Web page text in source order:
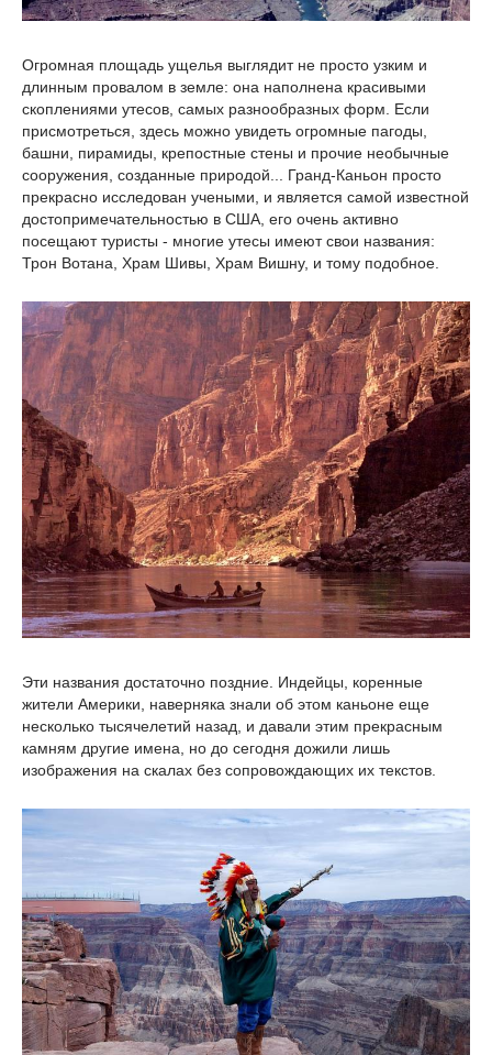
Огромная площадь ущелья выглядит не просто узким и
длинным провалом в земле: она наполнена красивыми
скоплениями утесов, самых разнообразных форм. Если
присмотреться, здесь можно увидеть огромные пагоды,
башни, пирамиды, крепостные стены и прочие необычные
сооружения, созданные природой... Гранд-Каньон просто
прекрасно исследован учеными, и является самой известной
достопримечательностью в США, его очень активно
посещают туристы - многие утесы имеют свои названия:
Трон Вотана, Храм Шивы, Храм Вишну, и тому подобное.
Эти названия достаточно поздние. Индейцы, коренные
жители Америки, наверняка знали об этом каньоне еще
несколько тысячелетий назад, и давали этим прекрасным
камням другие имена, но до сегодня дожили лишь
изображения на скалах без сопровождающих их текстов.